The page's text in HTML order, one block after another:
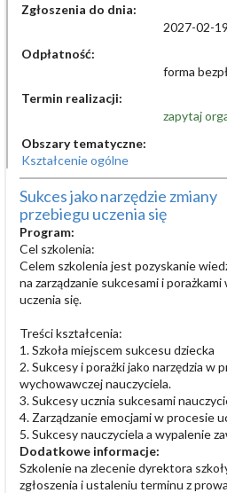
Zgłoszenia do dnia:
2027-02-19
Odpłatność:
forma
Termin realizacji:
zapytaj
Obszary tematyczne:
Kształcenie ogólne
Sukces jako narzędzie zmiany
przebiegu uczenia się
Program:
Cel szkolenia:
Celem szkolenia jest pozyskanie
na zarządzanie sukcesami i
uczenia się.
Treści kształcenia:
1. Szkoła miejscem sukcesu dziecka
2. Sukcesy i porażki jako narzędzia w
wychowawczej nauczyciela.
3. Sukcesy ucznia sukcesami
4. Zarządzanie emocjami w procesie
5. Sukcesy nauczyciela a wypalenie
Dodatkowe informacje:
Szkolenie na zlecenie dyrektora
zgłoszenia i ustaleniu terminu z